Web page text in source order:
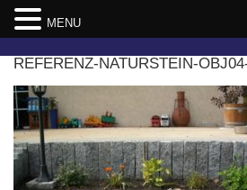
content
REFERENZ-NATURSTEIN-
MENU